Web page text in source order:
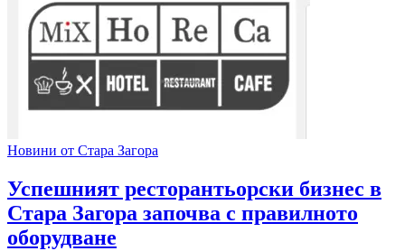
Новини от Стара Загора
Успешният ресторантьорски бизнес в
Стара Загора започва с правилното
оборудване